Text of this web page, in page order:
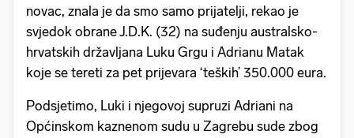
novac, znala je da smo samo prijatelji, rekao je
svjedok obrane J.D.K. (32) na suđenju australsko-
hrvatskih državljana Luku Grgu i Adrianu Matak
koje se tereti za pet prijevara ‘teških’ 350.000 eura.
Podsjetimo, Luki i njegovoj supruzi Adriani na
Općinskom kaznenom sudu u Zagrebu sude zbog